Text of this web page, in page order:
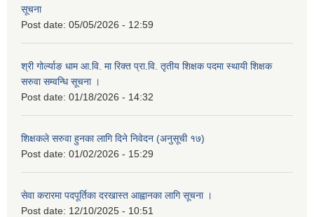
सूचना
Post date: 05/05/2026 - 12:59
श्री गोर्ल्याङ धाम आ.वि. मा रिक्त प्रा.वि. तृतीय शिक्षक पदमा स्थायी शिक्षक
सरुवा सम्वन्धि सूचना ।
Post date: 01/18/2026 - 14:32
शिक्षकले सरुवा हुनका लागि दिने निवेदन (अनुसूची १७)
Post date: 01/02/2026 - 15:29
सेवा करारमा पदपूर्तिका दरखास्त आह्वानका लागि सूचना ।
Post date: 12/10/2025 - 10:51